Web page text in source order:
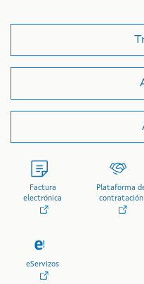
Factura
electrónica
Plataforma
contratación
eServizos